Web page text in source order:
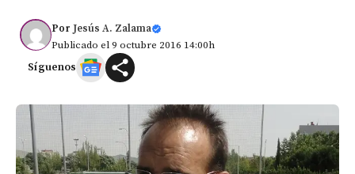
Por Jesús A. Zalama
Publicado el 9 octubre 2016 14:00h
Síguenos